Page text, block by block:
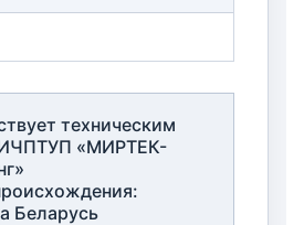
техническим
«МИРТЕК-
Беларусь